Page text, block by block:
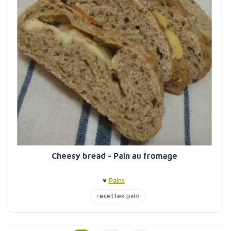
Cheesy bread - Pain au fromage
♥ Pains
recettes pain